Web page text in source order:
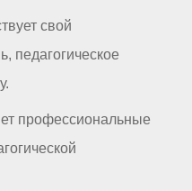
свой
педагогическое
профессиональные